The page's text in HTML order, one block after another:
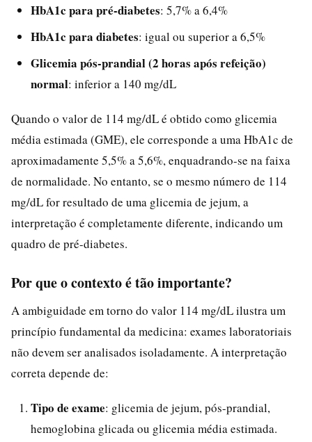
HbA1c para pré-diabetes: 5,7% a 6,4%
HbA1c para diabetes: igual ou superior a 6,5%
Glicemia pós-prandial (2 horas após refeição)
normal: inferior a 140 mg/dL
Quando o valor de 114 mg/dL é obtido como glicemia
média estimada (GME), ele corresponde a uma HbA1c de
aproximadamente 5,5% a 5,6%, enquadrando-se na faixa
de normalidade. No entanto, se o mesmo número de 114
mg/dL for resultado de uma glicemia de jejum, a
interpretação é completamente diferente, indicando um
quadro de pré-diabetes.
Por que o contexto é tão importante?
A ambiguidade em torno do valor 114 mg/dL ilustra um
princípio fundamental da medicina: exames laboratoriais
não devem ser analisados isoladamente. A interpretação
correta depende de:
Tipo de exame: glicemia de jejum, pós-prandial,
hemoglobina glicada ou glicemia média estimada.